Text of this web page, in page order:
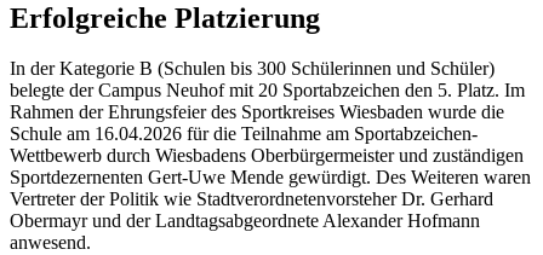
Erfolgreiche Platzierung
In der Kategorie B (Schulen bis 300 Schülerinnen und Schüler)
belegte der Campus Neuhof mit 20 Sportabzeichen den 5. Platz. Im
Rahmen der Ehrungsfeier des Sportkreises Wiesbaden wurde die
Schule am 16.04.2026 für die Teilnahme am Sportabzeichen-
Wettbewerb durch Wiesbadens Oberbürgermeister und zuständigen
Sportdezernenten Gert-Uwe Mende gewürdigt. Des Weiteren waren
Vertreter der Politik wie Stadtverordnetenvorsteher Dr. Gerhard
Obermayr und der Landtagsabgeordnete Alexander Hofmann
anwesend.